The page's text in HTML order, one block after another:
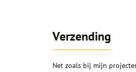
Verzending
Net zoals bij mijn